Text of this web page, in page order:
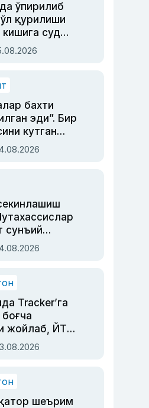
ўпирилиб
қурилиши
кишига суд
бахти
эди”. Бир
кутган
дубльяж
тўла ҳаёти
сунъий
бошқара
Tracker’га
жойлаб, ЙТҲ
аёлга суд
шеърим